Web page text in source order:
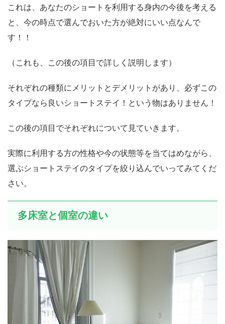
これは、あなたのショートを利用する身内の今後を考える
と、今の時点で選んでおいた方が絶対にいい点なんで
す！！
（これも、この後の項目で詳しく説明します）
それぞれの種類にメリットとデメリットがあり、必ずこの
タイプなら良いショートステイ！という物はありません！
この後の項目でそれぞれについて見ていきます。
実際に利用する方の性格や今の状態等を当てはめながら、
選ぶショートステイのタイプを絞り込んでいってみてくだ
さい。
多床室と個室の違い